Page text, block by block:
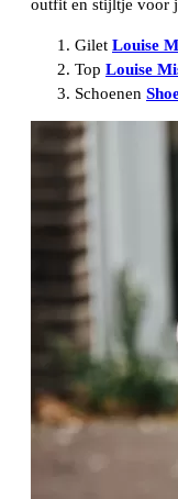
outfit en stijltje voor
Gilet Louise
Top Louise
Schoenen